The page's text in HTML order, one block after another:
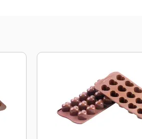
het Italiaans, Engels, Frans, Duits en Spaans
vorm:
1 ijsvorm: